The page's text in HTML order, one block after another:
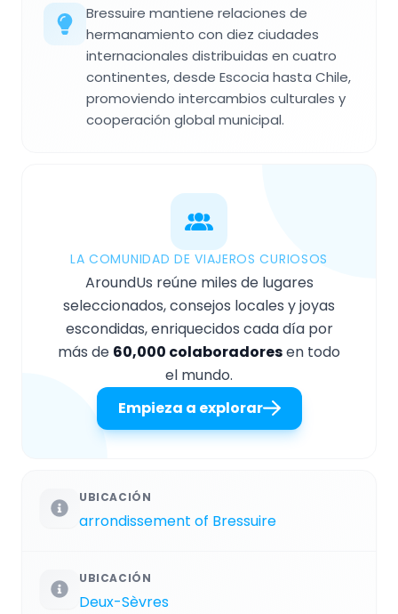
Bressuire mantiene relaciones de
hermanamiento con diez ciudades
internacionales distribuidas en cuatro
continentes, desde Escocia hasta Chile,
promoviendo intercambios culturales y
cooperación global municipal.
LA COMUNIDAD DE VIAJEROS CURIOSOS
AroundUs reúne miles de lugares
seleccionados, consejos locales y joyas
escondidas, enriquecidos cada día por
más de 60,000 colaboradoresen todo
el mundo.
Empieza a explorar
UBICACIÓN
arrondissement of Bressuire
UBICACIÓN
Deux-Sèvres